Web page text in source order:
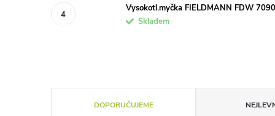
Vysokotl.myčka FIELDMANN FDW
Skladem
DOPORUČUJEME